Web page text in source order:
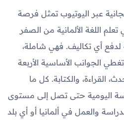
عبر اليوتيوب تمثل فرصة
اللغة الألمانية من الصفر
لدفع أي تكاليف. فهي شاملة،
الجوانب الأساسية الأربعة
القراءة، والكتابة. كل ما
اليومية حتى تصل إلى مستوى
والعمل في ألمانيا أو أي بلد